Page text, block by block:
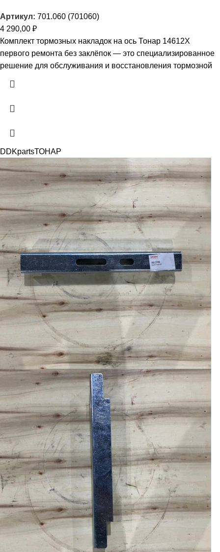
Артикул: 701.060 (701060)
4 290,00 ₽
Комплект тормозных накладок на ось Тонар 14612X
первого ремонта без заклёпок — это специализированное
решение для обслуживания и восстановления тормозной
DDKpartsТОНАР